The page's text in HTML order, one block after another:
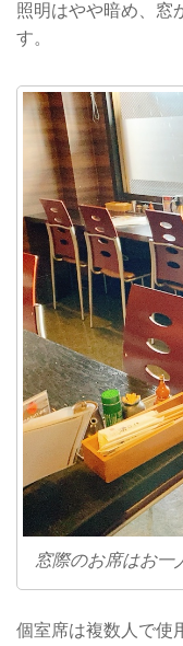
照明はやや暗め、窓
す。
窓際のお席はお一
個室席は複数人で使